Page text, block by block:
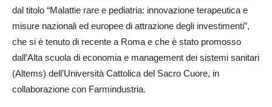
dal titolo “Malattie rare e pediatria: innovazione terapeutica e
misure nazionali ed europee di attrazione degli investimenti”,
che si è tenuto di recente a Roma e che è stato promosso
dall’Alta scuola di economia e management dei sistemi sanitari
(Altems) dell’Università Cattolica del Sacro Cuore, in
collaborazione con Farmindustria.